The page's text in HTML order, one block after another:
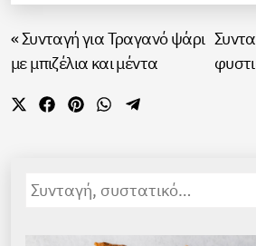
«Συνταγή για Τραγανό ψάρι
με μπιζέλια και μέντα
ShareShareShareShareShare
Αναζήτηση